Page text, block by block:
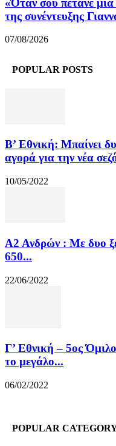
της συνέντευξης
07/08/2026
POPULAR POSTS
Β’ Εθνική: Μπαίνει
αγορά για την νέα
10/05/2022
Α2 Ανδρών : Με δυο
650...
22/06/2022
Γ’ Εθνική – 5ος
το μεγάλο...
06/02/2022
POPULAR